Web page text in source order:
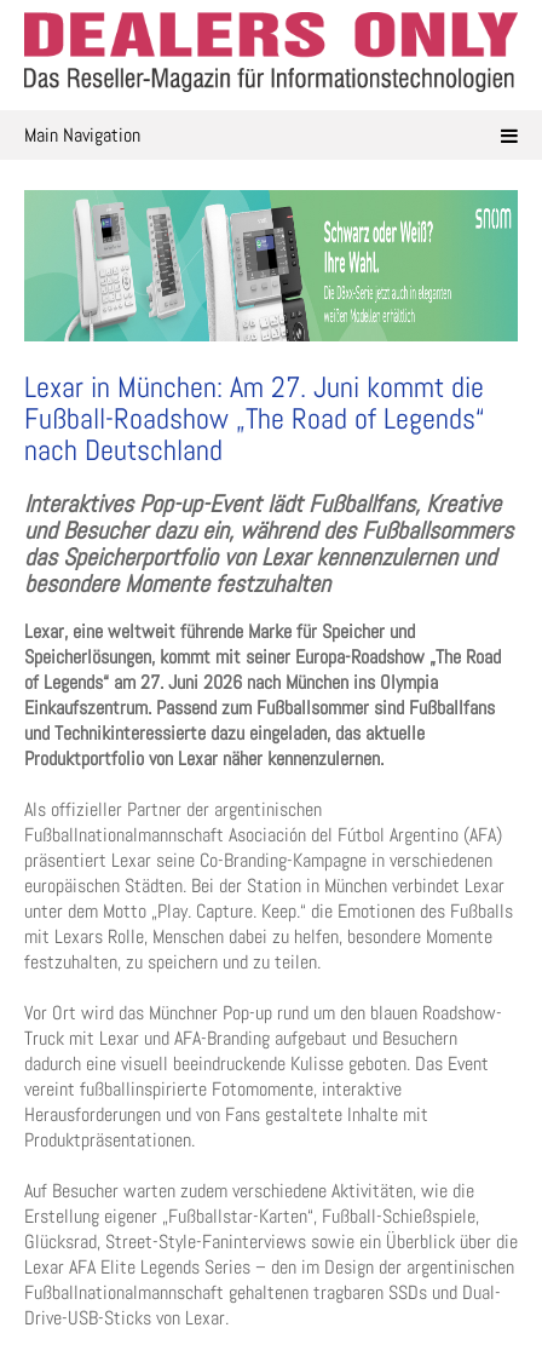
Skip
content
Main Navigation
Lexar in München: Am 27. Juni kommt die
Fußball-Roadshow „The Road of Legends“
nach Deutschland
Interaktives Pop-up-Event lädt Fußballfans, Kreative
und Besucher dazu ein, während des Fußballsommers
das Speicherportfolio von Lexar kennenzulernen und
besondere Momente festzuhalten
Lexar, eine weltweit führende Marke für Speicher und
Speicherlösungen, kommt mit seiner Europa-Roadshow „The Road
of Legends“ am 27. Juni 2026 nach München ins Olympia
Einkaufszentrum. Passend zum Fußballsommer sind Fußballfans
und Technikinteressierte dazu eingeladen, das aktuelle
Produktportfolio von Lexar näher kennenzulernen.
Als offizieller Partner der argentinischen
Fußballnationalmannschaft Asociación del Fútbol Argentino (AFA)
präsentiert Lexar seine Co-Branding-Kampagne in verschiedenen
europäischen Städten. Bei der Station in München verbindet Lexar
unter dem Motto „Play. Capture. Keep.“ die Emotionen des Fußballs
mit Lexars Rolle, Menschen dabei zu helfen, besondere Momente
festzuhalten, zu speichern und zu teilen.
Vor Ort wird das Münchner Pop-up rund um den blauen Roadshow-
Truck mit Lexar und AFA-Branding aufgebaut und Besuchern
dadurch eine visuell beeindruckende Kulisse geboten. Das Event
vereint fußballinspirierte Fotomomente, interaktive
Herausforderungen und von Fans gestaltete Inhalte mit
Produktpräsentationen.
Auf Besucher warten zudem verschiedene Aktivitäten, wie die
Erstellung eigener „Fußballstar-Karten“, Fußball-Schießspiele,
Glücksrad, Street-Style-Faninterviews sowie ein Überblick über die
Lexar AFA Elite Legends Series – den im Design der argentinischen
Fußballnationalmannschaft gehaltenen tragbaren SSDs und Dual-
Drive-USB-Sticks von Lexar.